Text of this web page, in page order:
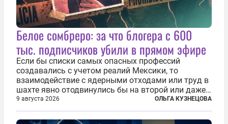
Белое сомбреро: за что блогера с 600
тыс. подписчиков убили в прямом эфире
Если бы списки самых опасных профессий
создавались с учетом реалий Мексики, то
взаимодействие с ядерными отходами или труд в
шахте явно отодвинулись бы на второй или даже
третий план. А вот блогерам, журналистам и
музыкантам пришлось бы выйти вперед. В
Кульякане, столице штата Синалоа, прямо во...
9 августа 2026 ОЛЬГА КУЗНЕЦОВА